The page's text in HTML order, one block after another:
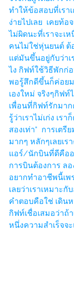
ทำให้ข้อสอบที่เร
ง่ายไปเลย  เคยท้
ไม่ผิดนะที่เราจะเห
คนไม่ใช่หุ่นยนต์ ต้
แต่มันขึ้นอยู่กับว่าเ
ไง กิฟท์ใช้วิธีพักก่
พอรู้สึกดีขึ้นก็ค่อย
เองใหม่ จริงๆกิฟท์
เพื่อนที่กิฟท์รักมาก
รู้ว่าเราไม่เก่ง เร
สองเท่า"  การเต
มากๆ หลักๆเลยเ
แอร์/นักบินที่ดีคือ
การบินต้องการ ลอ
อยากทำอาชีพนี้เพ
เลยว่าเราเหมาะกั
คำตอบคือใช่ เดิน
กิฟท์เชื่อเสมอว่าถ้
หนึ่งความสำเร็จจะ